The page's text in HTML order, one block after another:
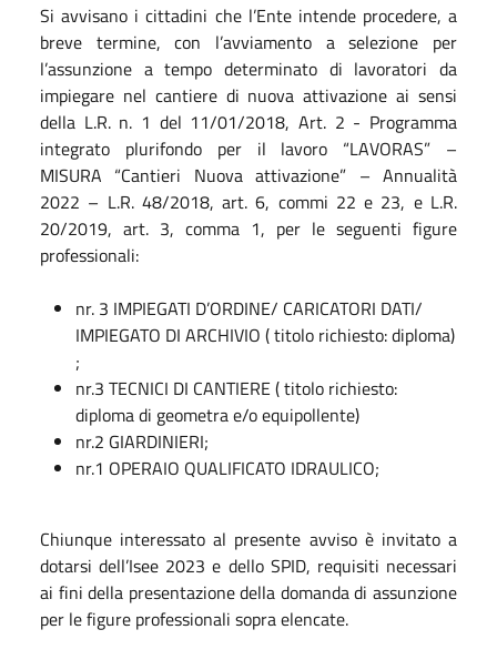
Si avvisano i cittadini che l’Ente intende procedere, a
breve termine, con l’avviamento a selezione per
l’assunzione a tempo determinato di lavoratori da
impiegare nel cantiere di nuova attivazione ai sensi
della L.R. n. 1 del 11/01/2018, Art. 2 - Programma
integrato plurifondo per il lavoro “LAVORAS” –
MISURA “Cantieri Nuova attivazione” – Annualità
2022 – L.R. 48/2018, art. 6, commi 22 e 23, e L.R.
20/2019, art. 3, comma 1, per le seguenti figure
professionali:
nr. 3 IMPIEGATI D’ORDINE/ CARICATORI DATI/
IMPIEGATO DI ARCHIVIO ( titolo richiesto: diploma)
;
nr.3 TECNICI DI CANTIERE ( titolo richiesto:
diploma di geometra e/o equipollente)
nr.2 GIARDINIERI;
nr.1 OPERAIO QUALIFICATO IDRAULICO;
Chiunque interessato al presente avviso è invitato a
dotarsi dell’Isee 2023 e dello SPID, requisiti necessari
ai fini della presentazione della domanda di assunzione
per le figure professionali sopra elencate.